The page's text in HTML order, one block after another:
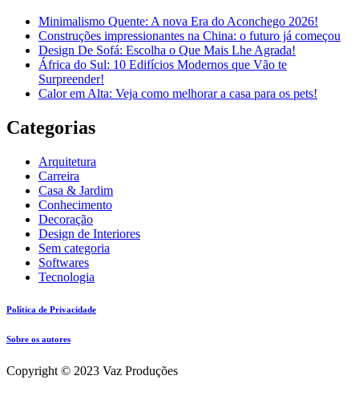
Minimalismo Quente: A nova Era do Aconchego 2026!
Construções impressionantes na China: o futuro já começou
Design De Sofá: Escolha o Que Mais Lhe Agrada!
África do Sul: 10 Edifícios Modernos que Vão te
Surpreender!
Calor em Alta: Veja como melhorar a casa para os pets!
Categorias
Arquitetura
Carreira
Casa & Jardim
Conhecimento
Decoração
Design de Interiores
Sem categoria
Softwares
Tecnologia
Política de Privacidade
Sobre os autores
Copyright © 2023 Vaz Produções